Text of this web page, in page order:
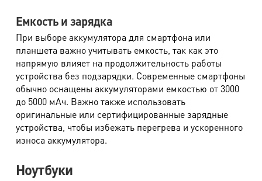
Емкость и зарядка
При выборе аккумулятора для смартфона или
планшета важно учитывать емкость, так как это
напрямую влияет на продолжительность работы
устройства без подзарядки. Современные смартфоны
обычно оснащены аккумуляторами емкостью от 3000
до 5000 мАч. Важно также использовать
оригинальные или сертифицированные зарядные
устройства, чтобы избежать перегрева и ускоренного
износа аккумулятора.
Ноутбуки